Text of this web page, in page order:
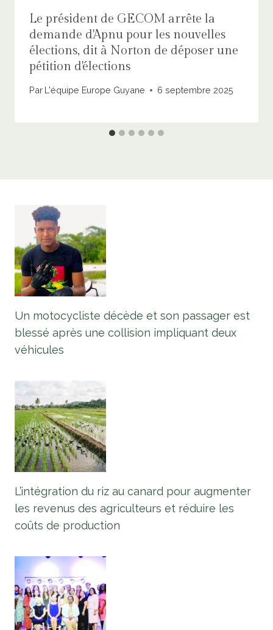
Le président de GECOM arrête la
demande d'Apnu pour les nouvelles
élections, dit à Norton de déposer une
pétition d'élections
Par L'équipe Europe Guyane 6 septembre 2025
Un motocycliste décède et son passager est
blessé après une collision impliquant deux
véhicules
L’intégration du riz au canard pour augmenter
les revenus des agriculteurs et réduire les
coûts de production